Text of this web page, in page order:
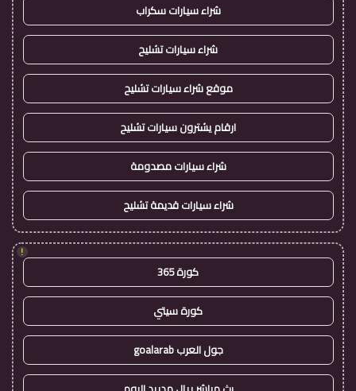
شراء سيارات سكراب
شراء سيارات تشليح
موقع شراء سيارات تشليح
ارقام يشترون سيارات تشليح
شراء سيارات مصدومة
شراء سيارات قديمة تشليح
!
كورة 365
كورة سيتي
جول العرب goalarab